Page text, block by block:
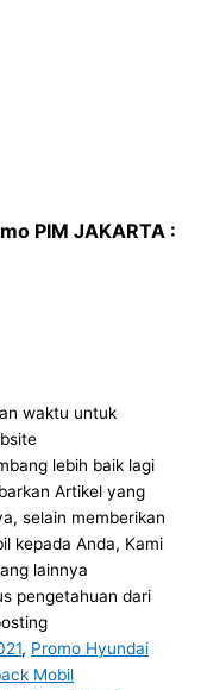
PIM JAKARTA :
waktu untuk
lebih baik lagi
Artikel yang
selain memberikan
kepada Anda, Kami
lainnya
pengetahuan dari
, Promo Hyundai
Mobil